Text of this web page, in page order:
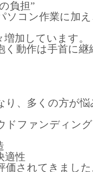
負担”
ソコン作業に加
加しています。
く動作は手首に
り、多くの方が
ドファンディン
適性
価されてきまし